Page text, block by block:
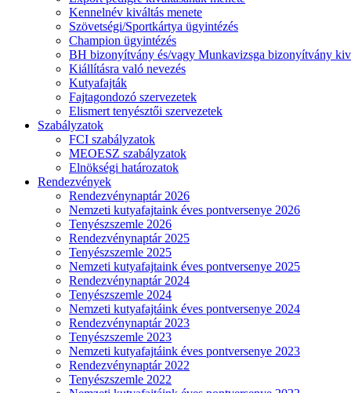
Kennelnév kiváltás menete
Szövetségi/Sportkártya ügyintézés
Champion ügyintézés
BH bizonyítvány és/vagy Munkavizsga bizonyítvány
Kiállításra való nevezés
Kutyafajták
Fajtagondozó szervezetek
Elismert tenyésztői szervezetek
Szabályzatok
FCI szabályzatok
MEOESZ szabályzatok
Elnökségi határozatok
Rendezvények
Rendezvénynaptár 2026
Nemzeti kutyafajtaink éves pontversenye 2026
Tenyészszemle 2026
Rendezvénynaptár 2025
Tenyészszemle 2025
Nemzeti kutyafajtaink éves pontversenye 2025
Rendezvénynaptár 2024
Tenyészszemle 2024
Nemzeti kutyafajtáink éves pontversenye 2024
Rendezvénynaptár 2023
Tenyészszemle 2023
Nemzeti kutyafajtáink éves pontversenye 2023
Rendezvénynaptár 2022
Tenyészszemle 2022